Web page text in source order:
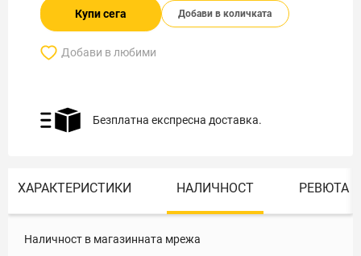
Купи сега Добави в количката
Добави в любими
Безплатна експресна доставка.
ХАРАКТЕРИСТИКИ НАЛИЧНОСТ РЕВЮТА
Наличност в магазинната мрежа